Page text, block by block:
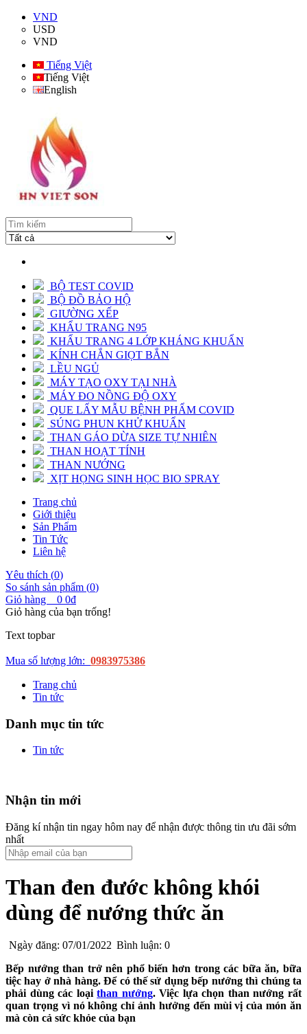
VND
USD
VND
Tiếng Việt
Tiếng Việt
English
BỘ TEST COVID
BỘ ĐỒ BẢO HỘ
GIƯỜNG XẾP
KHẨU TRANG N95
KHẨU TRANG 4 LỚP KHÁNG KHUẨN
KÍNH CHẮN GIỌT BẮN
LỀU NGỦ
MÁY TẠO OXY TẠI NHÀ
MÁY ĐO NỒNG ĐỘ OXY
QUE LẤY MẪU BỆNH PHẨM COVID
SÚNG PHUN KHỬ KHUẨN
THAN GÁO DỪA SIZE TỰ NHIÊN
THAN HOẠT TÍNH
THAN NƯỚNG
XỊT HỌNG SINH HỌC BIO SPRAY
Trang chủ
Giới thiệu
Sản Phẩm
Tin Tức
Liên hệ
Yêu thích (0)
So sánh sản phẩm (0)
Giỏ hàng
0 0đ
Giỏ hàng của bạn trống!
Text topbar
Mua số lượng lớn: 0983975386
Trang chủ
Tin tức
Danh mục tin tức
Tin tức
Nhận tin mới
Đăng kí nhận tin ngay hôm nay để nhận được thông tin ưu đãi sớm
nhất
Than đen đước không khói
dùng để nướng thức ăn
Ngày đăng: 07/01/2022 Bình luận: 0
Bếp nướng than trở nên phổ biến hơn trong các bữa ăn, bữa
tiệc hay ở nhà hàng. Để có thế sử dụng bếp nướng thì chúng ta
phải dùng các loạithan nướng. Việc lựa chọn than nướng rất
quan trọng vì nó không chỉ ảnh hưởng đến mùi vị của món ăn
mà còn cả sức khỏe của bạn